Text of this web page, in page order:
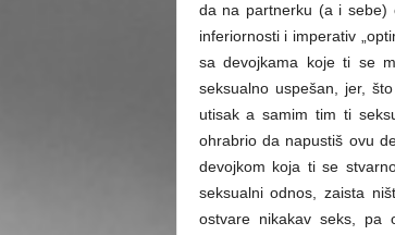
da na partnerku (a i sebe)
inferiornosti i imperativ
sa devojkama koje ti se
seksualno uspešan, jer,
utisak a samim tim ti
ohrabrio da napustiš ovu
devojkom koja ti se
seksualni odnos, zaista
ostvare nikakav seks,